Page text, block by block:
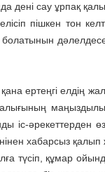
дені сау ұрпақ
пішкен тон
ертеңгі елдің
әрекеттерден
хабарсыз қалып
түсіп, құмар